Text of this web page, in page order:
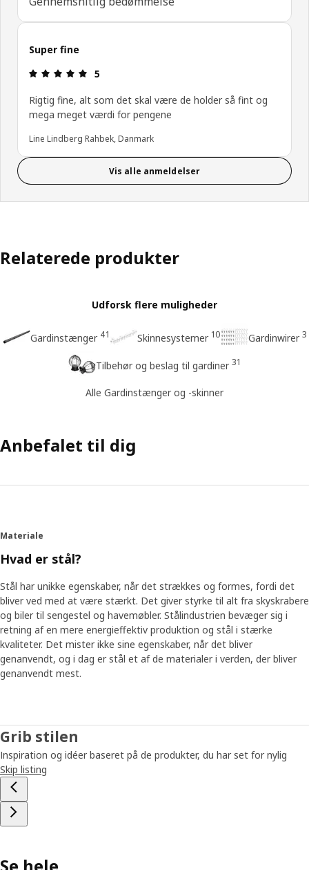
Super fine
Anmeldelse: 5 Ud af 5 Stjerner.
5
Rigtig fine, alt som det skal være de holder så fint og
mega meget værdi for pengene
Line Lindberg Rahbek, Danmark
Vis alle anmeldelser
Relaterede produkter
Udforsk flere muligheder
Gardinstænger 41 Skinnesystemer 10 Gardinwirer 3
Tilbehør og beslag til gardiner 31
Alle Gardinstænger og -skinner
Anbefalet til dig
Materiale
Hvad er stål?
Stål har unikke egenskaber, når det strækkes og formes, fordi det
bliver ved med at være stærkt. Det giver styrke til alt fra skyskrabere
og biler til sengestel og havemøbler. Stålindustrien bevæger sig i
retning af en mere energieffektiv produktion og stål i stærke
kvaliteter. Det mister ikke sine egenskaber, når det bliver
genanvendt, og i dag er stål et af de materialer i verden, der bliver
genanvendt mest.
Grib stilen
Inspiration og idéer baseret på de produkter, du har set for nylig
Skip listing